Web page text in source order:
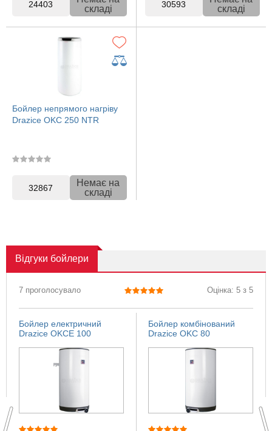
24403
складі
30593
складі
Бойлер непрямого нагріву
Drazice OKC 250 NTR
32867
Немає на
складі
Відгуки бойлери
7 проголосувало Оцінка: 5 з 5
Бойлер електричний
Drazice OKCE 100
Бойлер комбінований
Drazice OKC 80